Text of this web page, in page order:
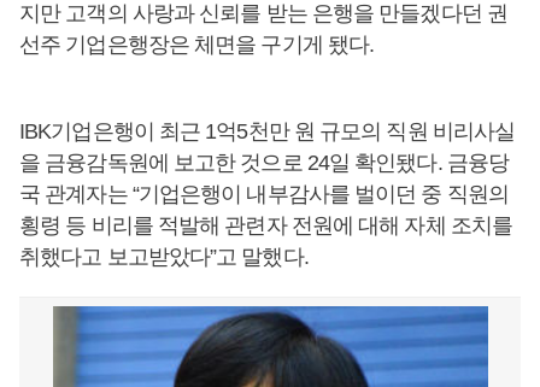
지만 고객의 사랑과 신뢰를 받는 은행을 만들겠다던 권
선주 기업은행장은 체면을 구기게 됐다.
IBK기업은행이 최근 1억5천만 원 규모의 직원 비리사실
을 금융감독원에 보고한 것으로 24일 확인됐다. 금융당
국 관계자는 “기업은행이 내부감사를 벌이던 중 직원의
횡령 등 비리를 적발해 관련자 전원에 대해 자체 조치를
취했다고 보고받았다”고 말했다.